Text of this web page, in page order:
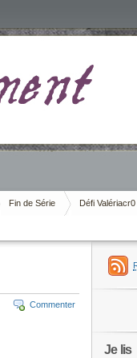
Fin de Série Défi Valériacr0
Commenter
Je lis